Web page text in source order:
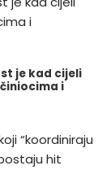
je kad cijeli
i